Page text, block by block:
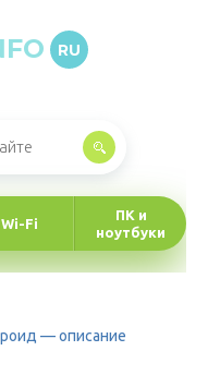
RU
Wi-Fi
ПК и
ноутбуки
— описание